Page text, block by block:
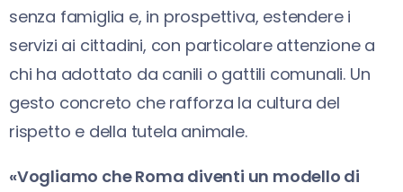
senza famiglia e, in prospettiva, estendere i
servizi ai cittadini, con particolare attenzione a
chi ha adottato da canili o gattili comunali. Un
gesto concreto che rafforza la cultura del
rispetto e della tutela animale.
«Vogliamo che Roma diventi un modello di